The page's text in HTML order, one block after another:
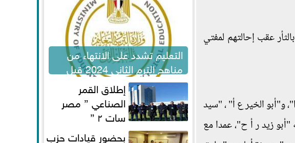
بالثأر عقب إحالتهم لمفتي
الخير ع أ" ، "سيد
زيد ر أ ح"، عمدا مع
التعليم تشدد على الانتهاء من
مناهج الترم الثاني 2024 قبل
الامتحانات
إطلاق القمر
الصناعي ” مصر
سات ٢ ”
بحضور قيادات حزب